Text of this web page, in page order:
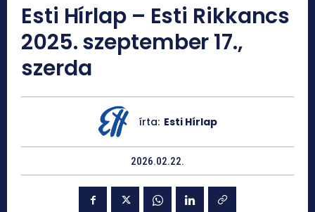
Esti Hírlap – Esti Rikkancs
2025. szeptember 17.,
szerda
írta: Esti Hírlap
2026.02.22.